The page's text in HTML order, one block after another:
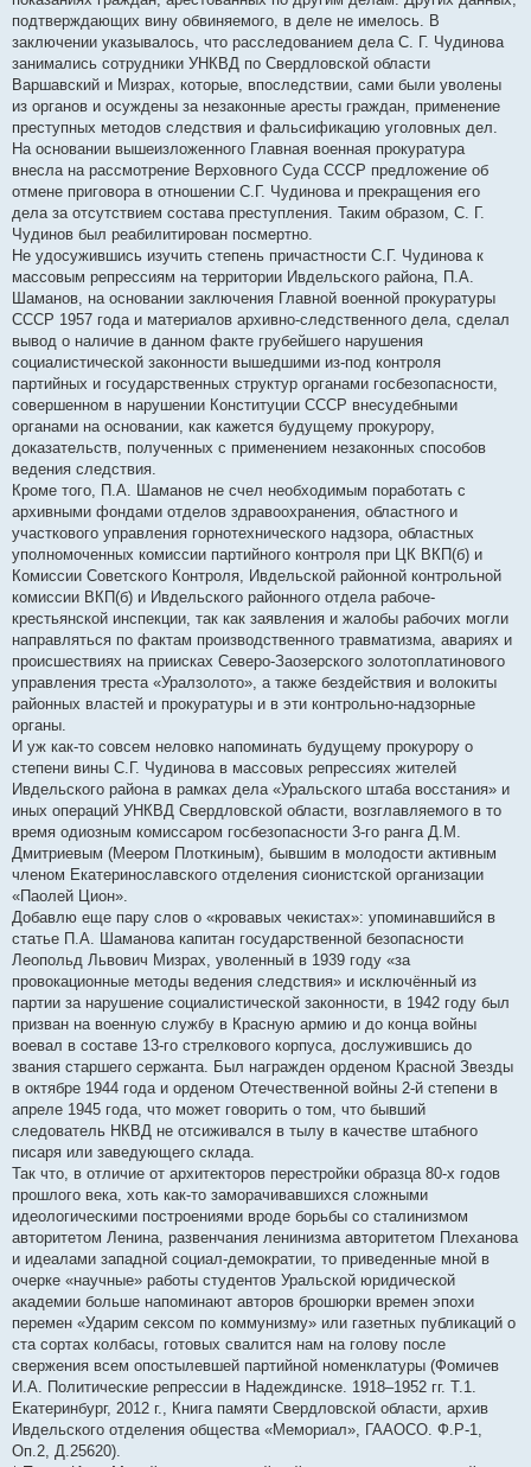
подтверждающих вину обвиняемого, в деле не имелось. В
заключении указывалось, что расследованием дела С. Г. Чудинова
занимались сотрудники УНКВД по Свердловской области
Варшавский и Мизрах, которые, впоследствии, сами были уволены
из органов и осуждены за незаконные аресты граждан, применение
преступных методов следствия и фальсификацию уголовных дел.
На основании вышеизложенного Главная военная прокуратура
внесла на рассмотрение Верховного Суда СССР предложение об
отмене приговора в отношении С.Г. Чудинова и прекращения его
дела за отсутствием состава преступления. Таким образом, С. Г.
Чудинов был реабилитирован посмертно.
Не удосужившись изучить степень причастности С.Г. Чудинова к
массовым репрессиям на территории Ивдельского района, П.А.
Шаманов, на основании заключения Главной военной прокуратуры
СССР 1957 года и материалов архивно-следственного дела, сделал
вывод о наличие в данном факте грубейшего нарушения
социалистической законности вышедшими из-под контроля
партийных и государственных структур органами госбезопасности,
совершенном в нарушении Конституции СССР внесудебными
органами на основании, как кажется будущему прокурору,
доказательств, полученных с применением незаконных способов
ведения следствия.
Кроме того, П.А. Шаманов не счел необходимым поработать с
архивными фондами отделов здравоохранения, областного и
участкового управления горнотехнического надзора, областных
уполномоченных комиссии партийного контроля при ЦК ВКП(б) и
Комиссии Советского Контроля, Ивдельской районной контрольной
комиссии ВКП(б) и Ивдельского районного отдела рабоче-
крестьянской инспекции, так как заявления и жалобы рабочих могли
направляться по фактам производственного травматизма, авариях и
происшествиях на приисках Северо-Заозерского золотоплатинового
управления треста «Уралзолото», а также бездействия и волокиты
районных властей и прокуратуры и в эти контрольно-надзорные
органы.
И уж как-то совсем неловко напоминать будущему прокурору о
степени вины С.Г. Чудинова в массовых репрессиях жителей
Ивдельского района в рамках дела «Уральского штаба восстания» и
иных операций УНКВД Свердловской области, возглавляемого в то
время одиозным комиссаром госбезопасности 3-го ранга Д.М.
Дмитриевым (Меером Плоткиным), бывшим в молодости активным
членом Екатеринославского отделения сионистской организации
«Паолей Цион».
Добавлю еще пару слов о «кровавых чекистах»: упоминавшийся в
статье П.А. Шаманова капитан государственной безопасности
Леопольд Львович Мизрах, уволенный в 1939 году «за
провокационные методы ведения следствия» и исключённый из
партии за нарушение социалистической законности, в 1942 году был
призван на военную службу в Красную армию и до конца войны
воевал в составе 13-го стрелкового корпуса, дослужившись до
звания старшего сержанта. Был награжден орденом Красной Звезды
в октябре 1944 года и орденом Отечественной войны 2-й степени в
апреле 1945 года, что может говорить о том, что бывший
следователь НКВД не отсиживался в тылу в качестве штабного
писаря или заведующего склада.
Так что, в отличие от архитекторов перестройки образца 80-х годов
прошлого века, хоть как-то заморачивавшихся сложными
идеологическими построениями вроде борьбы со сталинизмом
авторитетом Ленина, развенчания ленинизма авторитетом Плеханова
и идеалами западной социал-демократии, то приведенные мной в
очерке «научные» работы студентов Уральской юридической
академии больше напоминают авторов брошюрки времен эпохи
перемен «Ударим сексом по коммунизму» или газетных публикаций о
ста сортах колбасы, готовых свалится нам на голову после
свержения всем опостылевшей партийной номенклатуры (Фомичев
И.А. Политические репрессии в Надеждинске. 1918–1952 гг. Т.1.
Екатеринбург, 2012 г., Книга памяти Свердловской области, архив
Ивдельского отделения общества «Мемориал», ГААОСО. Ф.Р-1,
Оп.2, Д.25620).